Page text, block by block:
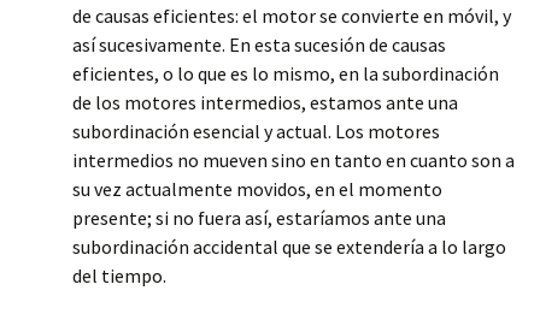
de causas eficientes: el motor se convierte en móvil, y
así sucesivamente. En esta sucesión de causas
eficientes, o lo que es lo mismo, en la subordinación
de los motores intermedios, estamos ante una
subordinación esencial y actual. Los motores
intermedios no mueven sino en tanto en cuanto son a
su vez actualmente movidos, en el momento
presente; si no fuera así, estaríamos ante una
subordinación accidental que se extendería a lo largo
del tiempo.